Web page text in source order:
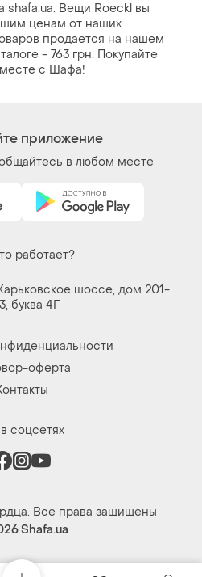
shafa.ua. Вещи Roeckl вы
ценам от наших
продается на нашем
- 763 грн. Покупайте
с Шафа!
приложение
в любом месте
работает?
шоссе, дом 201-
буква 4Г
оферта
соцсетях
Все права защищены
Shafa.ua